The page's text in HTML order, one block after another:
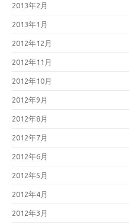
2013年2月
2013年1月
2012年12月
2012年11月
2012年10月
2012年9月
2012年8月
2012年7月
2012年6月
2012年5月
2012年4月
2012年3月